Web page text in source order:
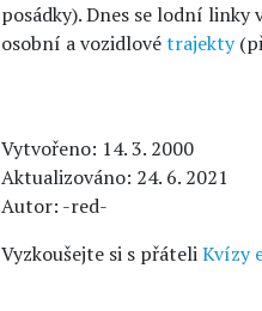
posádky). Dnes se lodní
osobní a vozidlovétrajekty
Vytvořeno: 14. 3. 2000
Aktualizováno: 24. 6. 2021
Autor: -red-
Vyzkoušejte si s přáteliKvízy